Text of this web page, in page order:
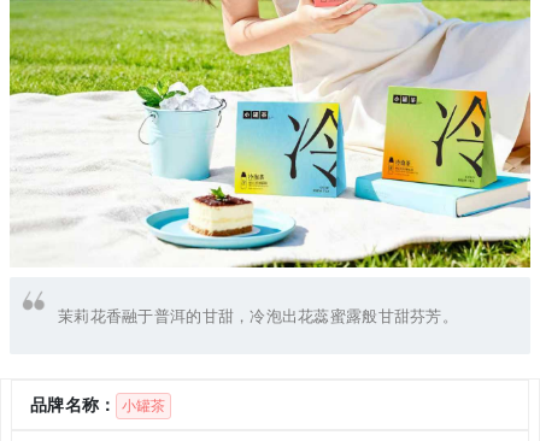
茉莉花香融于普洱的甘甜，冷泡出花蕊蜜露般甘甜芬芳。
品牌名称： 小罐茶